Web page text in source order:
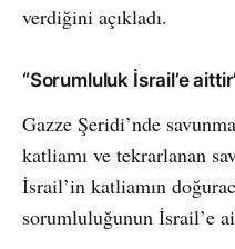
verdiğini açıkladı.
“Sorumluluk İsrail’e
Gazze Şeridi’nde
katliamı ve tekrarlanan
İsrail’in katliamın
sorumluluğunun İsrail’e